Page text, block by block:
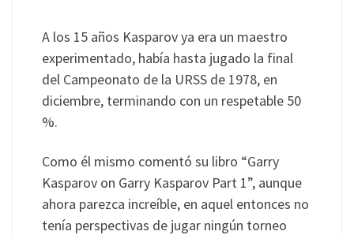
A los 15 años Kasparov ya era un maestro
experimentado, había hasta jugado la final
del Campeonato de la URSS de 1978, en
diciembre, terminando con un respetable 50
%.
Como él mismo comentó su libro “Garry
Kasparov on Garry Kasparov Part 1”, aunque
ahora parezca increíble, en aquel entonces no
tenía perspectivas de jugar ningún torneo